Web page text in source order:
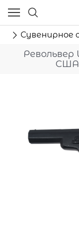
Сувенирное
Револьвер
США,
Ваш город -
угадали?
ДА НЕТ